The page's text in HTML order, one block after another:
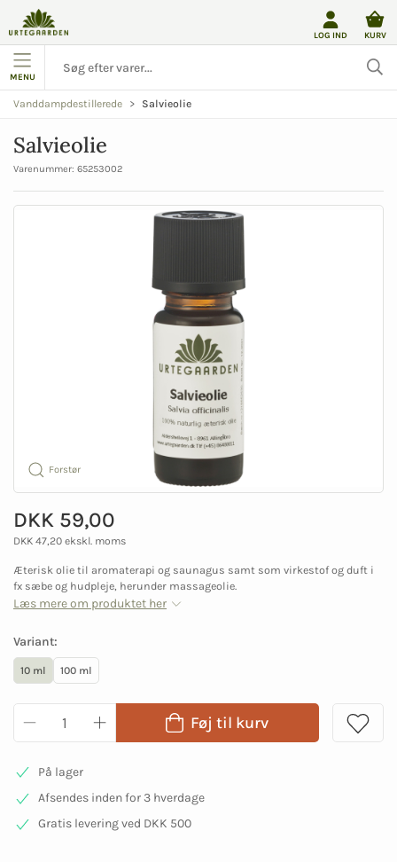
LOG IND KURV
MENU
Vanddampdestillerede Salvieolie
Salvieolie
Varenummer: 65253002
Forstør
DKK 59,00
DKK 47,20 ekskl. moms
Æterisk olie til aromaterapi og saunagus samt som virkestof og duft i
fx sæbe og hudpleje, herunder massageolie.
Læs mere om produktet her
Variant:
10 ml 100 ml
Føj til kurv
På lager
Afsendes inden for 3 hverdage
Gratis levering ved DKK 500